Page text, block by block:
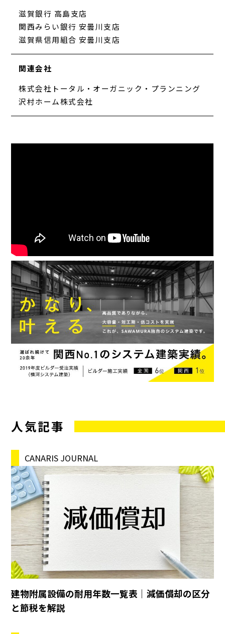
滋賀銀行 高島支店
関西みらい銀行 安曇川支店
滋賀県信用組合 安曇川支店
関連会社
株式会社トータル・オーガニック・プランニング
沢村ホーム株式会社
人気記事
CANARIS JOURNAL
建物附属設備の耐用年数一覧表｜減価償却の区分
と節税を解説